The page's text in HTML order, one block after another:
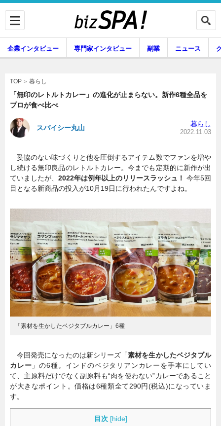
専門家インタビュー
副業 ニュース
暮らし エンタメ
連載一覧
企業インタビュー 専門家インタビュー 副業 ニュース
TOP 暮らし
「無印のレトルトカレー」の進化が止まらない。新作6種全品を
プロが食べ比べ
スパイシー丸山 暮らし
2022.11.03
妥協のない味づくりと他を圧倒するアイテム数でファンを増や
し続ける無印良品のレトルトカレー。今までも定期的に新作が出
ていましたが、 2022年は例年以上のリリースラッシュ！ 今年5回
目となる新商品の投入が10月19日に行われたんですよね。
「素材を生かしたベジタブルカレー」6種
今回発売になったのは新シリーズ「素材を生かしたベジタブル
カレー 」の6種。インドのベジタリアンカレーを手本にしてい
て、主原料だけでなく副原料も“肉を使わない”カレーであること
が大きなポイント。価格は6種類全て290円(税込)になっていま
す。
目次 [hide]